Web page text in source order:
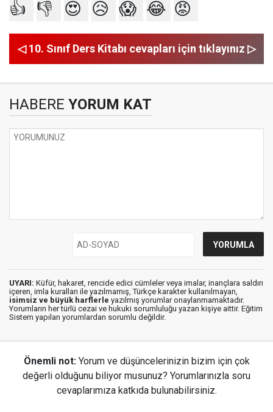
👍 👎 😍 😥 😱 😂 😡
◁ 10. Sınıf Ders Kitabı cevapları için tıklayınız ▷
HABERE YORUM KAT
UYARI: Küfür, hakaret, rencide edici cümleler veya imalar, inançlara saldırı
içeren, imla kuralları ile yazılmamış, Türkçe karakter kullanılmayan,
isimsiz ve büyük harflerle yazılmış yorumlar onaylanmamaktadır.
Yorumların her türlü cezai ve hukuki sorumluluğu yazan kişiye aittir. Eğitim
Sistem yapılan yorumlardan sorumlu değildir.
Önemli not: Yorum ve düşüncelerinizin bizim için çok
değerli olduğunu biliyor musunuz? Yorumlarınızla soru
cevaplarımıza katkıda bulunabilirsiniz.